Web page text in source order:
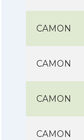
CAMON
CAMON
CAMON
CAMON